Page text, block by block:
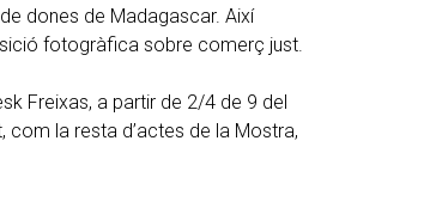
dones de Madagascar. Així
fotogràfica sobre comerç just.
Freixas, a partir de 2/4 de 9 del
com la resta d’actes de la Mostra,